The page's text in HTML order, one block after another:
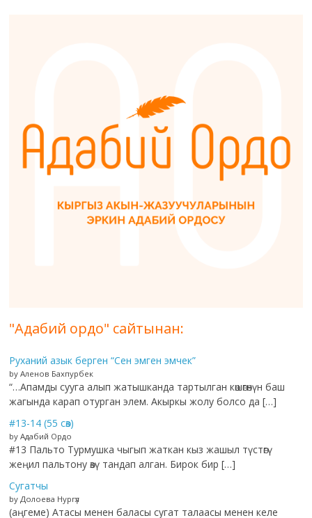
"Адабий ордо" сайтынан:
Руханий азык берген “Сен эмген эмчек”
by Аленов Бахпурбек
“…Апамды сууга алып жатышканда тартылган көшөгөнүн баш
жагында карап отурган элем. Акыркы жолу болсо да […]
#13-14 (55 сөз)
by Адабий Ордо
#13 Пальто Турмушка чыгып жаткан кыз жашыл түстөгү
жеңил пальтону өзү тандап алган. Бирок бир […]
Сугатчы
by Долоева Нургүл
(аңгеме) Атасы менен баласы сугат талаасы менен келе